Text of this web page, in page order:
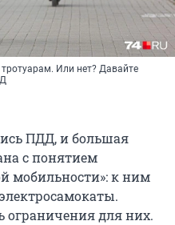
Или нет? Давайте
ПДД, и большая
с понятием
мобильности»: к ним
для них.